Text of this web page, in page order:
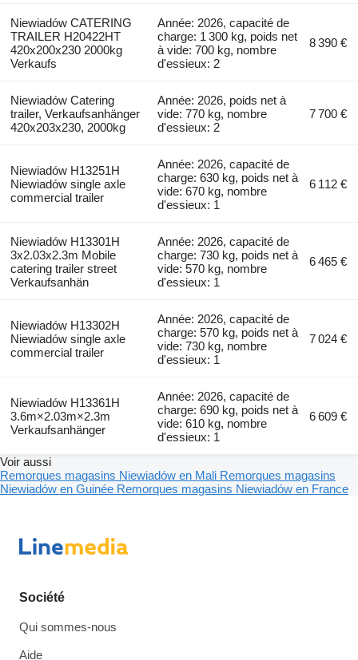
Niewiadów CATERING
TRAILER H20422HT
420x200x230 2000kg
Verkaufs
Année: 2026, capacité de
charge: 1 300 kg, poids net
à vide: 700 kg, nombre
d'essieux: 2
8 390 €
Niewiadów Catering
trailer, Verkaufsanhänger
420x203x230, 2000kg
Année: 2026, poids net à
vide: 770 kg, nombre
d'essieux: 2
7 700 €
Niewiadów H13251H
Niewiadów single axle
commercial trailer
Année: 2026, capacité de
charge: 630 kg, poids net à
vide: 670 kg, nombre
d'essieux: 1
6 112 €
Niewiadów H13301H
3x2.03x2.3m Mobile
catering trailer street
Verkaufsanhän
Année: 2026, capacité de
charge: 730 kg, poids net à
vide: 570 kg, nombre
d'essieux: 1
6 465 €
Niewiadów H13302H
Niewiadów single axle
commercial trailer
Année: 2026, capacité de
charge: 570 kg, poids net à
vide: 730 kg, nombre
d'essieux: 1
7 024 €
Niewiadów H13361H
3.6m×2.03m×2.3m
Verkaufsanhänger
Année: 2026, capacité de
charge: 690 kg, poids net à
vide: 610 kg, nombre
d'essieux: 1
6 609 €
Voir aussi
Remorques magasins Niewiadów en Mali Remorques magasins
Niewiadów en Guinée Remorques magasins Niewiadów en France
Société
Qui sommes-nous
Aide